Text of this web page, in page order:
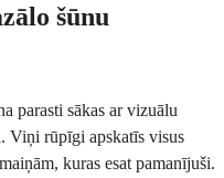
šūnu
parasti sākas ar vizuālu
Viņi rūpīgi apskatīs visus
kuras esat pamanījuši.